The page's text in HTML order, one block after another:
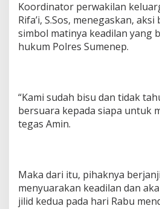
Koordinator perwakilan
Rifa’i, S.Sos, menegaskan,
simbol matinya keadilan yang
hukum Polres Sumenep.
“Kami sudah bisu dan tidak
bersuara kepada siapa untuk
tegas Amin.
Maka dari itu, pihaknya
menyuarakan keadilan dan
jilid kedua pada hari Rabu